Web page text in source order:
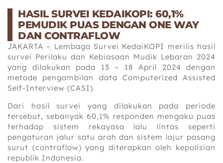
HASIL SURVEI KEDAIKOPI: 60,1%
PEMUDIK PUAS DENGAN ONE WAY
DAN CONTRAFLOW
JAKARTA – Lembaga Survei KedaiKOPI merilis hasil
survei Perilaku dan Kebiasaan Mudik Lebaran 2024
yang dilakukan pada 13 – 18 April 2024 dengan
metode pengambilan data Computerized Assisted
Self-Interview (CASI).
Dari hasil survei yang dilakukan pada periode
tersebut, sebanyak 60,1% responden mengaku puas
terhadap sistem rekayasa lalu lintas seperti
pengaturan jalur satu arah dan sistem lajur pasang
surut (contraflow) yang diterapkan oleh kepolisian
republik Indonesia.